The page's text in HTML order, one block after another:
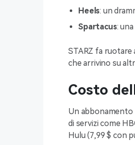
Heels: un
Spartacus:
STARZ fa ruotare
che arrivino su
Costo
Un abbonamento
di servizi come
Hulu (7,99 $ con